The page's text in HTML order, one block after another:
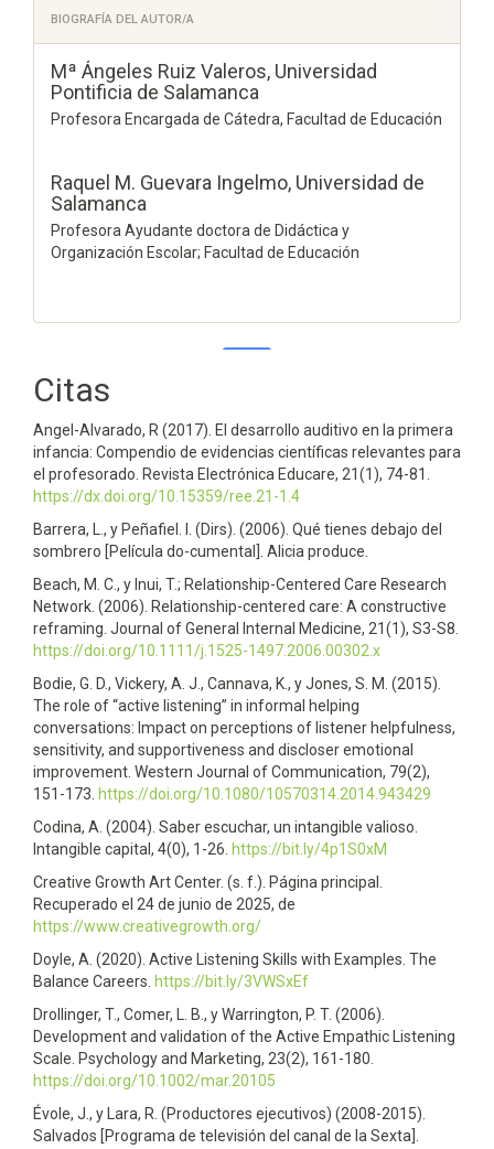
BIOGRAFÍA DEL AUTOR/A
Mª Ángeles Ruiz Valeros, Universidad
Pontificia de Salamanca
Profesora Encargada de Cátedra, Facultad de Educación
Raquel M. Guevara Ingelmo, Universidad de
Salamanca
Profesora Ayudante doctora de Didáctica y
Organización Escolar; Facultad de Educación
Citas
Angel-Alvarado, R (2017). El desarrollo auditivo en la primera
infancia: Compendio de evidencias científicas relevantes para
el profesorado. Revista Electrónica Educare, 21(1), 74-81.
https://dx.doi.org/10.15359/ree.21-1.4
Barrera, L., y Peñafiel. I. (Dirs). (2006). Qué tienes debajo del
sombrero [Película do-cumental]. Alicia produce.
Beach, M. C., y Inui, T.; Relationship-Centered Care Research
Network. (2006). Relationship-centered care: A constructive
reframing. Journal of General Internal Medicine, 21(1), S3-S8.
https://doi.org/10.1111/j.1525-1497.2006.00302.x
Bodie, G. D., Vickery, A. J., Cannava, K., y Jones, S. M. (2015).
The role of “active listening” in informal helping
conversations: Impact on perceptions of listener helpfulness,
sensitivity, and supportiveness and discloser emotional
improvement. Western Journal of Communication, 79(2),
151-173. https://doi.org/10.1080/10570314.2014.943429
Codina, A. (2004). Saber escuchar, un intangible valioso.
Intangible capital, 4(0), 1-26. https://bit.ly/4p1S0xM
Creative Growth Art Center. (s. f.). Página principal.
Recuperado el 24 de junio de 2025, de
https://www.creativegrowth.org/
Doyle, A. (2020). Active Listening Skills with Examples. The
Balance Careers. https://bit.ly/3VWSxEf
Drollinger, T., Comer, L. B., y Warrington, P. T. (2006).
Development and validation of the Active Empathic Listening
Scale. Psychology and Marketing, 23(2), 161-180.
https://doi.org/10.1002/mar.20105
Évole, J., y Lara, R. (Productores ejecutivos) (2008-2015).
Salvados [Programa de televisión del canal de la Sexta].